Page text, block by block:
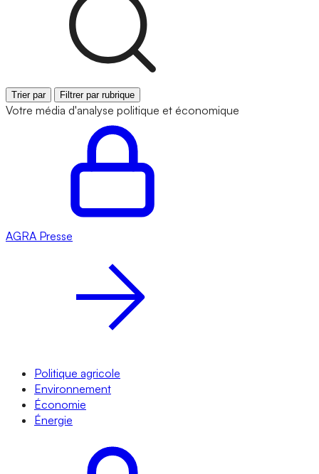
Trier par Filtrer par rubrique
Votre média d'analyse politique et économique
AGRA Presse
Politique agricole
Environnement
Économie
Énergie